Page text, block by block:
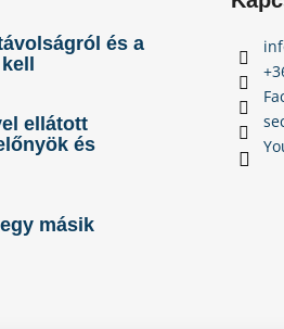
és a
ellátott
és
másik